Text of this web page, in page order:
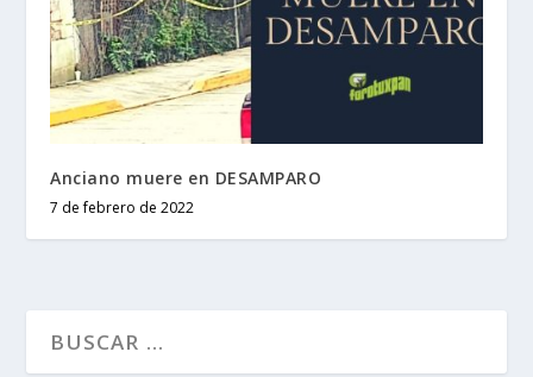
Anciano muere en DESAMPARO
7 de febrero de 2022